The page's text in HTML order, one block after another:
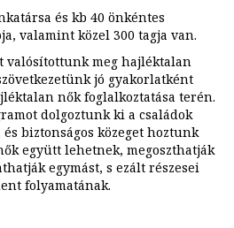
és kb 40 önkéntes
valamint közel 300 tagja van.
valósítottunk meg hajléktalan
jó gyakorlatként
nők foglalkoztatása terén.
dolgoztunk ki a családok
biztonságos közeget hoztunk
együtt lehetnek, megoszthatják
egymást, s ezált részesei
folyamatának.